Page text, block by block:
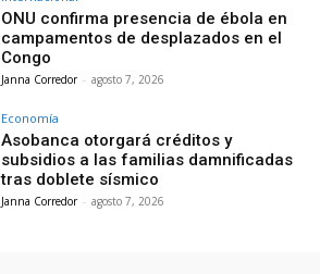
ONU confirma presencia de ébola en
campamentos de desplazados en el
Congo
Janna Corredor - agosto 7, 2026
Economía
Asobanca otorgará créditos y
subsidios a las familias damnificadas
tras doblete sísmico
Janna Corredor - agosto 7, 2026